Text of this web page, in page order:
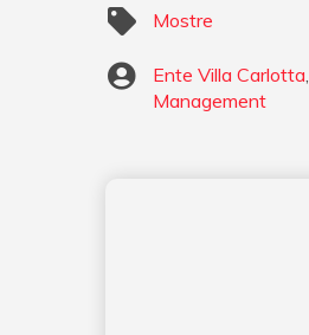
Mostre
Ente Villa Carlotta,
Management